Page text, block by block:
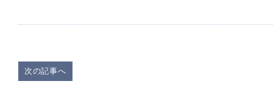
次の記事へ